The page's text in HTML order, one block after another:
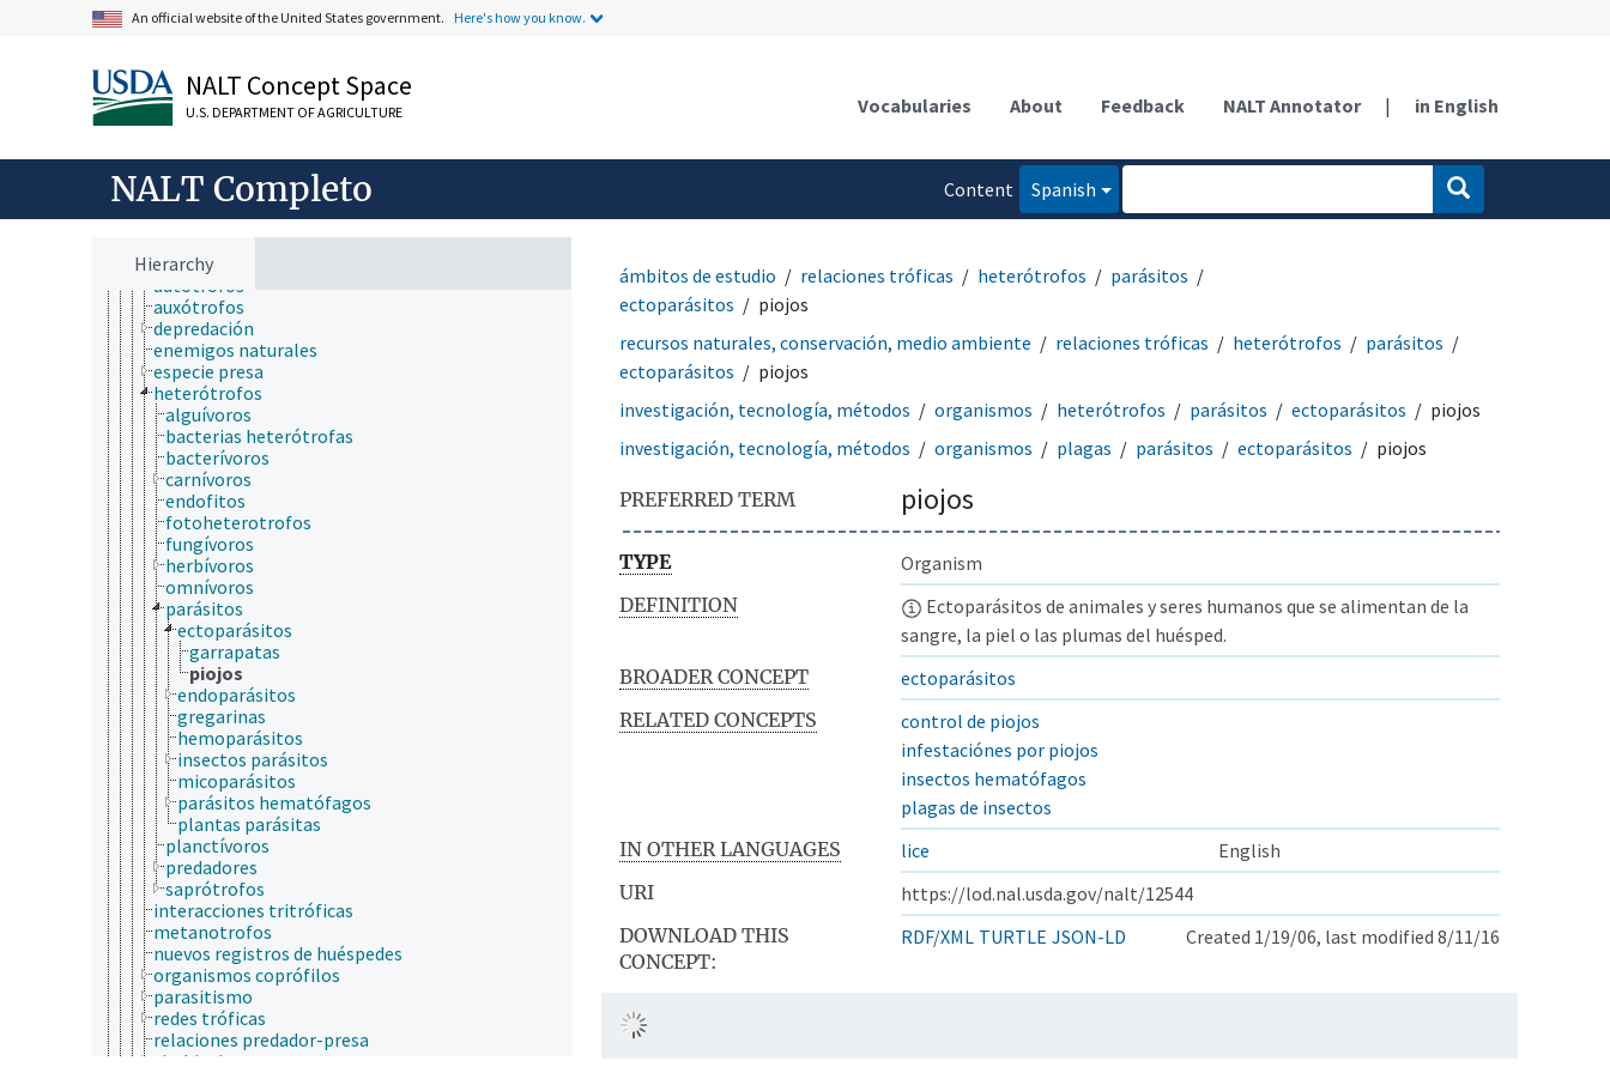
An official website of the United States government. Here's how you know.
NALT Concept Space
U.S. DEPARTMENT OF AGRICULTURE Vocabularies About Feedback NALT Annotator | in English
NALT Completo
Content
Spanish
Hierarchy
ecología forestal
ecología nutricional
ecología poblacional
ecología química
ecología vegetal
ecomorfología
ecosistemas
ecotonas
paleoecología
procesos y fenómenos ecológicos
relaciones tróficas
autótrofos
auxótrofos
depredación
enemigos naturales
especie presa
heterótrofos
alguívoros
bacterias heterótrofas
bacterívoros
carnívoros
endofitos
fotoheterotrofos
fungívoros
herbívoros
omnívoros
parásitos
ectoparásitos
garrapatas
piojos
endoparásitos
gregarinas
hemoparásitos
insectos parásitos
micoparásitos
parásitos hematófagos
plantas parásitas
planctívoros
predadores
saprótrofos
interacciones tritróficas
metanotrofos
nuevos registros de huéspedes
organismos coprófilos
parasitismo
redes tróficas
relaciones predador-presa
simbiosis
ámbitos de estudio relaciones tróficas heterótrofos
parásitos
ectoparásitos
piojos
recursos naturales, conservación, medio ambiente
relaciones tróficas heterótrofos
parásitos
ectoparásitos
piojos
investigación, tecnología, métodos
organismos heterótrofos parásitos ectoparásitos
piojos
investigación, tecnología, métodos
organismos plagas parásitos ectoparásitos piojos
PREFERRED TERM piojos
TYPE
Organism
DEFINITION
Ectoparásitos de animales y seres humanos que se alimentan de la
sangre, la piel o las plumas del huésped.
BROADER CONCEPT
ectoparásitos
RELATED CONCEPTS
control de piojos
infestaciónes por piojos
insectos hematófagos
plagas de insectos
IN OTHER LANGUAGES
lice
English
URI
https://lod.nal.usda.gov/nalt/12544
DOWNLOAD THIS
CONCEPT:
RDF/XML TURTLE JSON-LD Created 1/19/06, last modified 8/11/16